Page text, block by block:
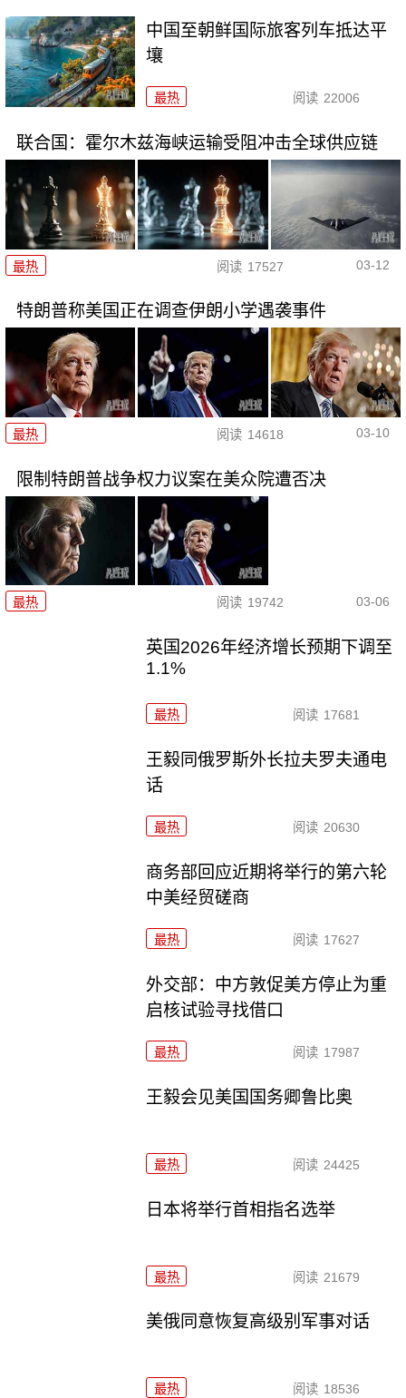
中国至朝鲜国际旅客列车抵达平
壤
最热 阅读 22006
联合国：霍尔木兹海峡运输受阻冲击全球供应链
最热 阅读 17527 03-12
特朗普称美国正在调查伊朗小学遇袭事件
最热 阅读 14618 03-10
限制特朗普战争权力议案在美众院遭否决
最热 阅读 19742 03-06
英国2026年经济增长预期下调至
1.1%
最热 阅读 17681
王毅同俄罗斯外长拉夫罗夫通电
话
最热 阅读 20630
商务部回应近期将举行的第六轮
中美经贸磋商
最热 阅读 17627
外交部：中方敦促美方停止为重
启核试验寻找借口
最热 阅读 17987
王毅会见美国国务卿鲁比奥
最热 阅读 24425
日本将举行首相指名选举
最热 阅读 21679
美俄同意恢复高级别军事对话
最热 阅读 18536